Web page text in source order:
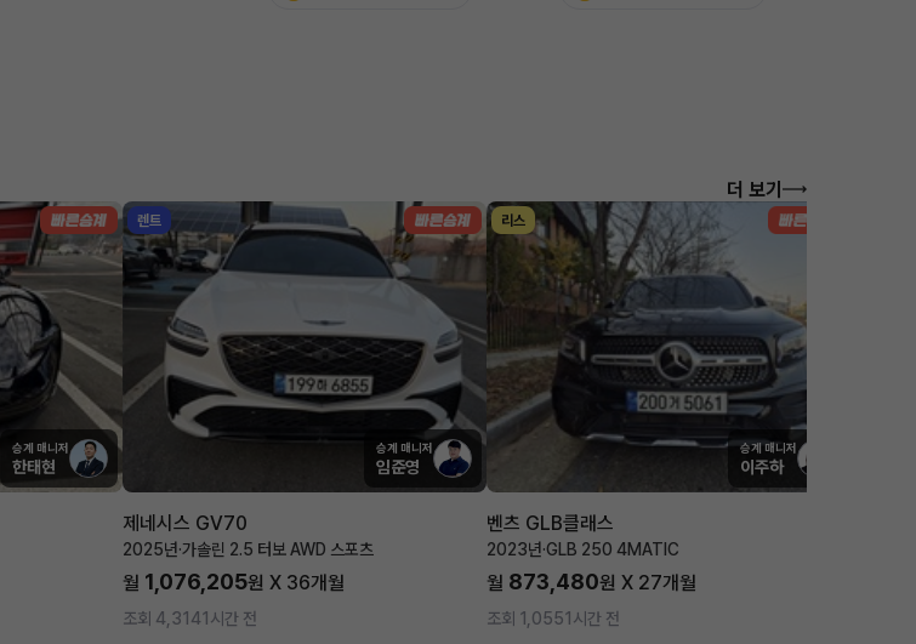
더 보기
승계 매니저
한태현
렌트
승계 매니저
임준영
제네시스 GV70
2025년·가솔린 2.5 터보 AWD 스포츠
월 1,076,205원 X 36개월
조회 4,3141시간 전
리스
승계 매니저
이주하
벤츠 GLB클래스
2023년·GLB 250 4MATIC
월 873,480원 X 27개월
조회 1,0551시간 전